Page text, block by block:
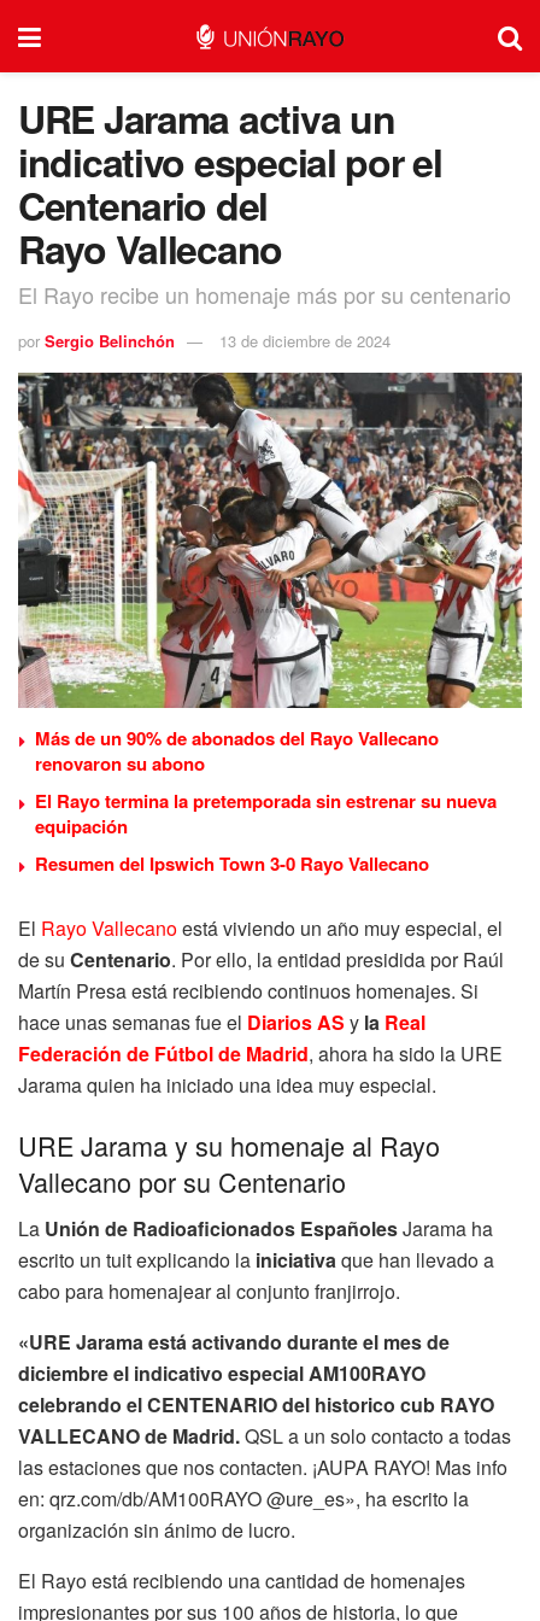
URE Jarama activa un
indicativo especial por el
Centenario del
Rayo Vallecano
El Rayo recibe un homenaje más por su centenario
por Sergio Belinchón 13 de diciembre de 2024
Más de un 90% de abonados del Rayo Vallecano
renovaron su abono
El Rayo termina la pretemporada sin estrenar su nueva
equipación
Resumen del Ipswich Town 3-0 Rayo Vallecano
El Rayo Vallecanoestá viviendo un año muy especial, el
de su Centenario. Por ello, la entidad presidida por Raúl
Martín Presa está recibiendo continuos homenajes. Si
hace unas semanas fue el Diarios AS y la Real
Federación de Fútbol de Madrid, ahora ha sido la URE
Jarama quien ha iniciado una idea muy especial.
URE Jarama y su homenaje al Rayo
Vallecano por su Centenario
La Unión de Radioaficionados EspañolesJarama ha
escrito un tuit explicando la iniciativaque han llevado a
cabo para homenajear al conjunto franjirrojo.
«URE Jarama está activando durante el mes de
diciembre el indicativo especial AM100RAYO
celebrando el CENTENARIO del historico cub RAYO
VALLECANO de Madrid.QSL a un solo contacto a todas
las estaciones que nos contacten. ¡AUPA RAYO! Mas info
en: qrz.com/db/AM100RAYO @ure_es», ha escrito la
organización sin ánimo de lucro.
El Rayo está recibiendo una cantidad de homenajes
impresionantes por sus 100 años de historia, lo que